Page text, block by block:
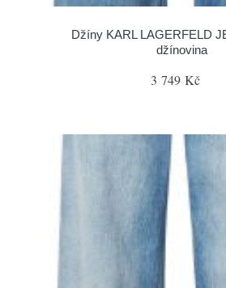
Džíny KARL LAGERFELD
džínovina
3 749 Kč